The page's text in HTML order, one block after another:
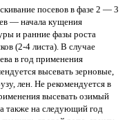
посевов в фазе 2 — 3
— начала кущения
и ранние фазы роста
(2-4 листа). В случае
в год применения
высевать зерновые,
лен. Не рекомендуется в
высевать озимый
также на следующий год